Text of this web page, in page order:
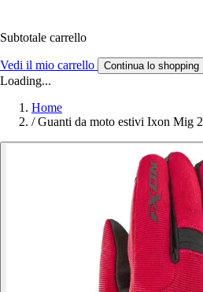
Subtotale carrello
Vedi il mio carrello Continua lo shopping
Loading...
Home
/ Guanti da moto estivi Ixon Mig 2